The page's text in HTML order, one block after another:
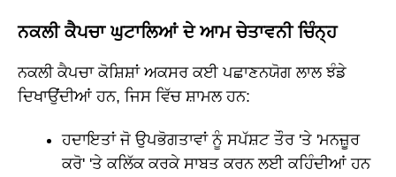
ਨਕਲੀ ਕੈਪਚਾ ਘੁਟਾਲਿਆਂ ਦੇ ਆਮ ਚੇਤਾਵਨੀ ਚਿੰਨ੍ਹ
ਨਕਲੀ ਕੈਪਚਾ ਕੋਸ਼ਿਸ਼ਾਂ ਅਕਸਰ ਕਈ ਪਛਾਣਨਯੋਗ ਲਾਲ ਝੰਡੇ
ਦਿਖਾਉਂਦੀਆਂ ਹਨ, ਜਿਸ ਵਿੱਚ ਸ਼ਾਮਲ ਹਨ:
ਹਦਾਇਤਾਂ ਜੋ ਉਪਭੋਗਤਾਵਾਂ ਨੂੰ ਸਪੱਸ਼ਟ ਤੌਰ 'ਤੇ 'ਮਨਜ਼ੂਰ
ਕਰੋ' 'ਤੇ ਕਲਿੱਕ ਕਰਕੇ ਸਾਬਤ ਕਰਨ ਲਈ ਕਹਿੰਦੀਆਂ ਹਨ